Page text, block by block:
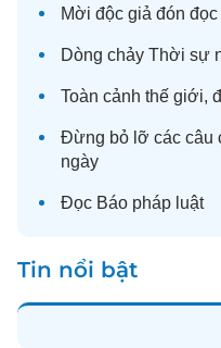
Mời độc giả đón đọc
Dòng chảy Thời sự
Toàn cảnh thế giới,
Đừng bỏ lỡ các câu
ngày
Đọc Báo pháp luật
Tin nổi bật